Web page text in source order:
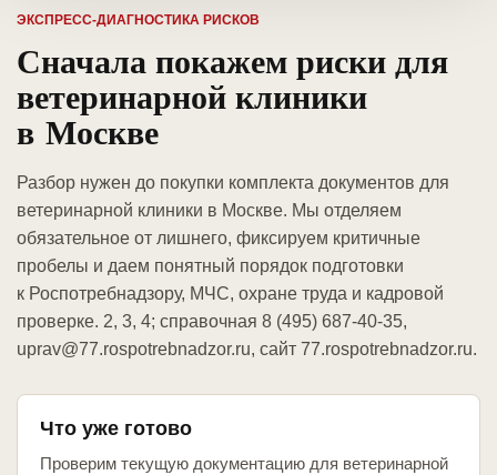
ЭКСПРЕСС-ДИАГНОСТИКА РИСКОВ
Сначала покажем риски для
ветеринарной клиники
в Москве
Разбор нужен до покупки комплекта документов для
ветеринарной клиники в Москве. Мы отделяем
обязательное от лишнего, фиксируем критичные
пробелы и даем понятный порядок подготовки
к Роспотребнадзору, МЧС, охране труда и кадровой
проверке. 2, 3, 4; справочная 8 (495) 687-40-35,
uprav@77.rospotrebnadzor.ru, сайт 77.rospotrebnadzor.ru.
Что уже готово
Проверим текущую документацию для ветеринарной